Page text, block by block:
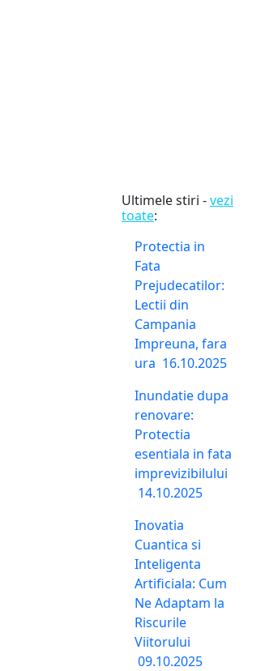
Ultimele stiri -vezi
toate:
Protectia in
Fata
Prejudecatilor:
Lectii din
Campania
Impreuna, fara
ura 16.10.2025
Inundatie dupa
renovare:
Protectia
esentiala in fata
imprevizibilului
14.10.2025
Inovatia
Cuantica si
Inteligenta
Artificiala: Cum
Ne Adaptam la
Riscurile
Viitorului
09.10.2025